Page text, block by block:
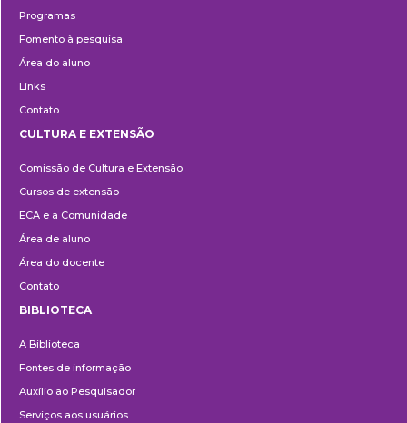
Programas
Fomento à pesquisa
Área do aluno
Links
Contato
e
Extensão
CULTURA E EXTENSÃO
Comissão de Cultura e Extensão
Cursos de extensão
ECA e a Comunidade
Área de aluno
Área do docente
Contato
BIBLIOTECA
A Biblioteca
Fontes de informação
Auxílio ao Pesquisador
Serviços aos usuários